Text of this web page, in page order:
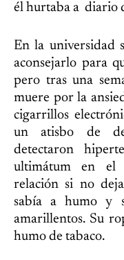
él hurtaba a diario
En la universidad
aconsejarlo para
pero tras una
muere por la
cigarrillos
un atisbo de
detectaron
ultimátum en el
relación si no
sabía a humo y
amarillentos. Su
humo de tabaco.